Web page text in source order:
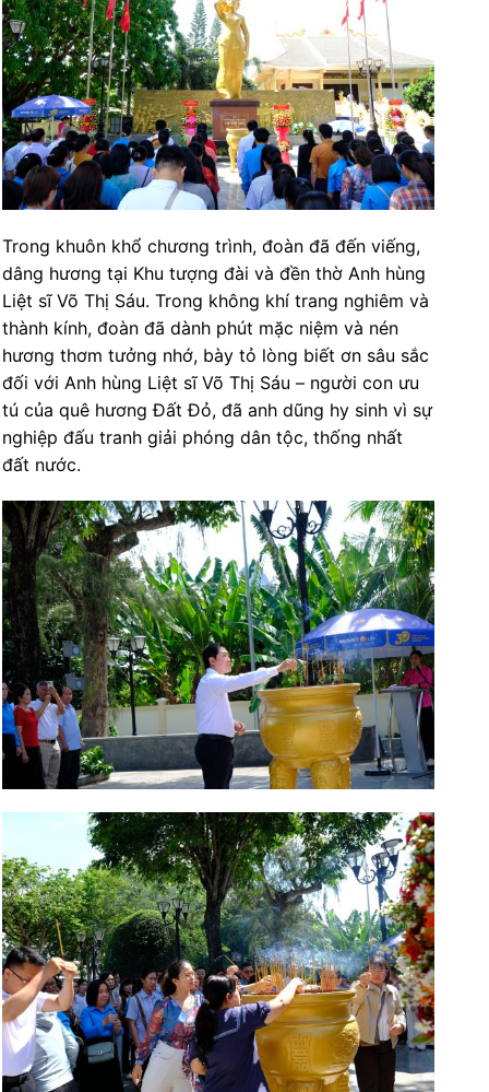
Trong khuôn khổ chương trình, đoàn đã đến viếng,
dâng hương tại Khu tượng đài và đền thờ Anh hùng
Liệt sĩ Võ Thị Sáu. Trong không khí trang nghiêm và
thành kính, đoàn đã dành phút mặc niệm và nén
hương thơm tưởng nhớ, bày tỏ lòng biết ơn sâu sắc
đối với Anh hùng Liệt sĩ Võ Thị Sáu – người con ưu
tú của quê hương Đất Đỏ, đã anh dũng hy sinh vì sự
nghiệp đấu tranh giải phóng dân tộc, thống nhất
đất nước.